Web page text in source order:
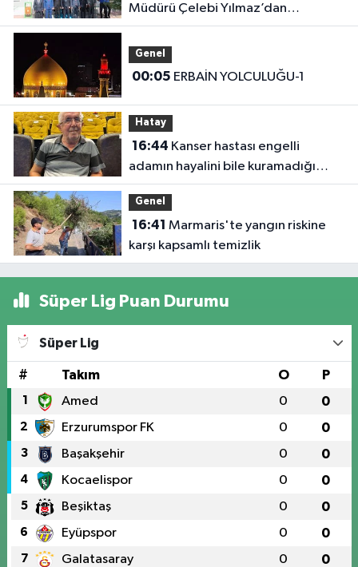
Müdürü Çelebi Yılmaz’dan
Iğdır’daki Kurumlara Ziyaret ve
Üretim İncelemesi
Genel
00:05 ERBAİN YOLCULUĞU-1
Hatay
16:44
adamın hayalini bile kuramadığı
evine kavuşunca döktüğü gözyaşı
duygulandırdı
Genel
16:41
karşı kapsamlı temizlik
Süper Lig Puan Durumu
Süper Lig
# Takım O P
1 Amed 0 0
2 Erzurumspor FK 0 0
3 Başakşehir 0 0
4 Kocaelispor 0 0
5 Beşiktaş 0 0
6 Eyüpspor 0 0
7 Galatasaray 0 0